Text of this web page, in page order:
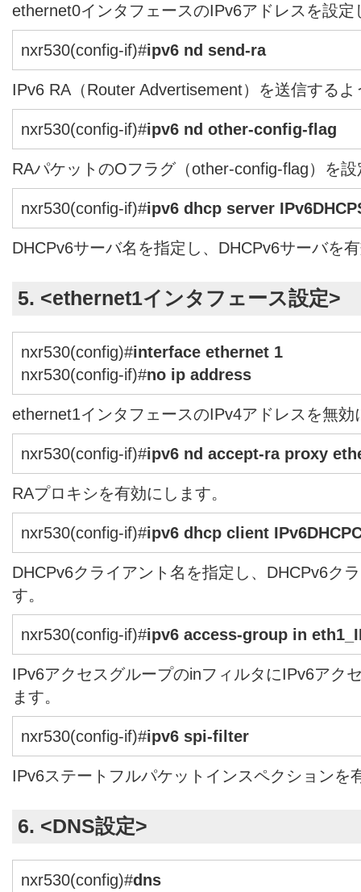
ethernet0インタフェースのIPv6アドレスを設定
nxr530(config-if)#ipv6 nd send-ra
IPv6 RA（Router Advertisement）を送信する
nxr530(config-if)#ipv6 nd other-config-flag
RAパケットのOフラグ（other-config-flag）を
nxr530(config-if)#ipv6 dhcp server
DHCPv6サーバ名を指定し、DHCPv6サーバを
5. <ethernet1インタフェース設定>
nxr530(config)#interface ethernet 1
nxr530(config-if)#no ip address
ethernet1インタフェースのIPv4アドレスを無効
nxr530(config-if)#ipv6 nd accept-ra proxy
RAプロキシを有効にします。
nxr530(config-if)#ipv6 dhcp client
DHCPv6クライアント名を指定し、DHCPv6ク
す。
nxr530(config-if)#ipv6 access-group in
IPv6アクセスグループのinフィルタにIPv6アク
ます。
nxr530(config-if)#ipv6 spi-filter
IPv6ステートフルパケットインスペクションを
6. <DNS設定>
nxr530(config)#dns